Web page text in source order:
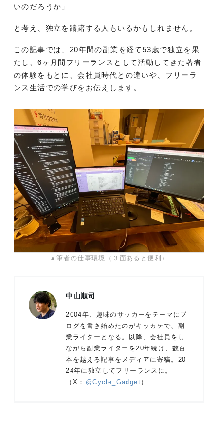
いのだろうか」
と考え、独立を躊躇する人もいるかもしれません。
この記事では、20年間の副業を経て53歳で独立を果
たし、6ヶ月間フリーランスとして活動してきた著者
の体験をもとに、会社員時代との違いや、フリーラ
ンス生活での学びをお伝えします。
▲筆者の仕事環境（３面あると便利）
中山順司
2004年、趣味のサッカーをテーマにブ
ログを書き始めたのがキッカケで、副
業ライターとなる。以降、会社員をし
ながら副業ライターを20年続け、数百
本を越える記事をメディアに寄稿。20
24年に独立してフリーランスに。
（X： @Cycle_Gadget ）